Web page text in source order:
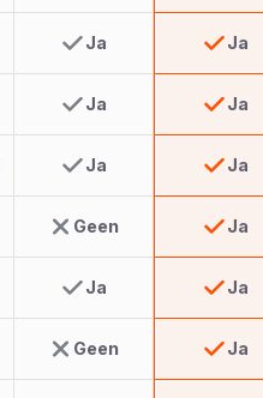
Ja Ja
Ja Ja
Ja Ja
Geen Ja
Ja Ja
Geen Ja